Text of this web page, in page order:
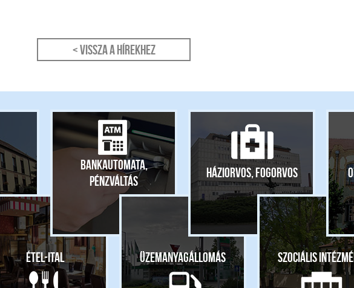
< Vissza a hírekhez
Étel-ital
Bankautomata,
pénzváltás
Üzemanyagállomás
Háziorvos, fogorvos
Szociális